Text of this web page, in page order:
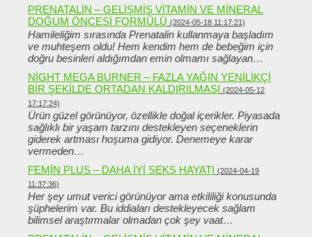
PRENATALIN – GELIŞMIŞ VITAMIN VE MINERAL
DOĞUM ÖNCESI FORMÜLÜ (2024-05-18 11:17:21)
Hamileliğim sırasında Prenatalin kullanmaya başladım
ve muhteşem oldu! Hem kendim hem de bebeğim için
doğru besinleri aldığımdan emin olmamı sağlayan…
NIGHT MEGA BURNER – FAZLA YAĞIN YENILIKÇI
BIR ŞEKILDE ORTADAN KALDIRILMASI (2024-05-12
17:17:24)
Ürün güzel görünüyor, özellikle doğal içerikler. Piyasada
sağlıklı bir yaşam tarzını destekleyen seçeneklerin
giderek artması hoşuma gidiyor. Denemeye karar
vermeden…
FEMIN PLUS – DAHA IYI SEKS HAYATI (2024-04-19
11:37:36)
Her şey umut verici görünüyor ama etkililiği konusunda
şüphelerim var. Bu iddiaları destekleyecek sağlam
bilimsel araştırmalar olmadan çok şey vaat…